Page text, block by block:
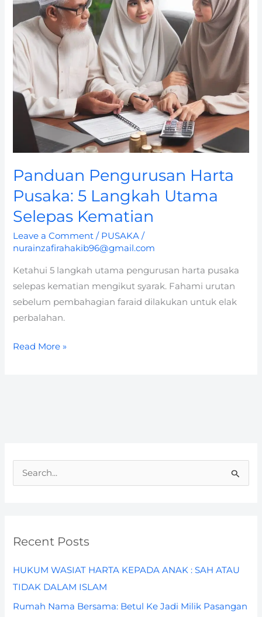
Panduan Pengurusan Harta
Pusaka: 5 Langkah Utama
Selepas Kematian
Leave a Comment / PUSAKA /
nurainzafirahakib96@gmail.com
Ketahui 5 langkah utama pengurusan harta pusaka
selepas kematian mengikut syarak. Fahami urutan
sebelum pembahagian faraid dilakukan untuk elak
perbalahan.
Pusaka:
5
Langkah
Utama
Selepas
Kematian
Read More »
c
r
Recent Posts
HUKUM WASIAT HARTA KEPADA ANAK : SAH ATAU
TIDAK DALAM ISLAM
Rumah Nama Bersama: Betul Ke Jadi Milik Pasangan